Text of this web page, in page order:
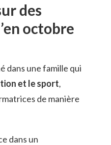
des
octobre
dans une famille qui
et le sport,
de manière
dans un